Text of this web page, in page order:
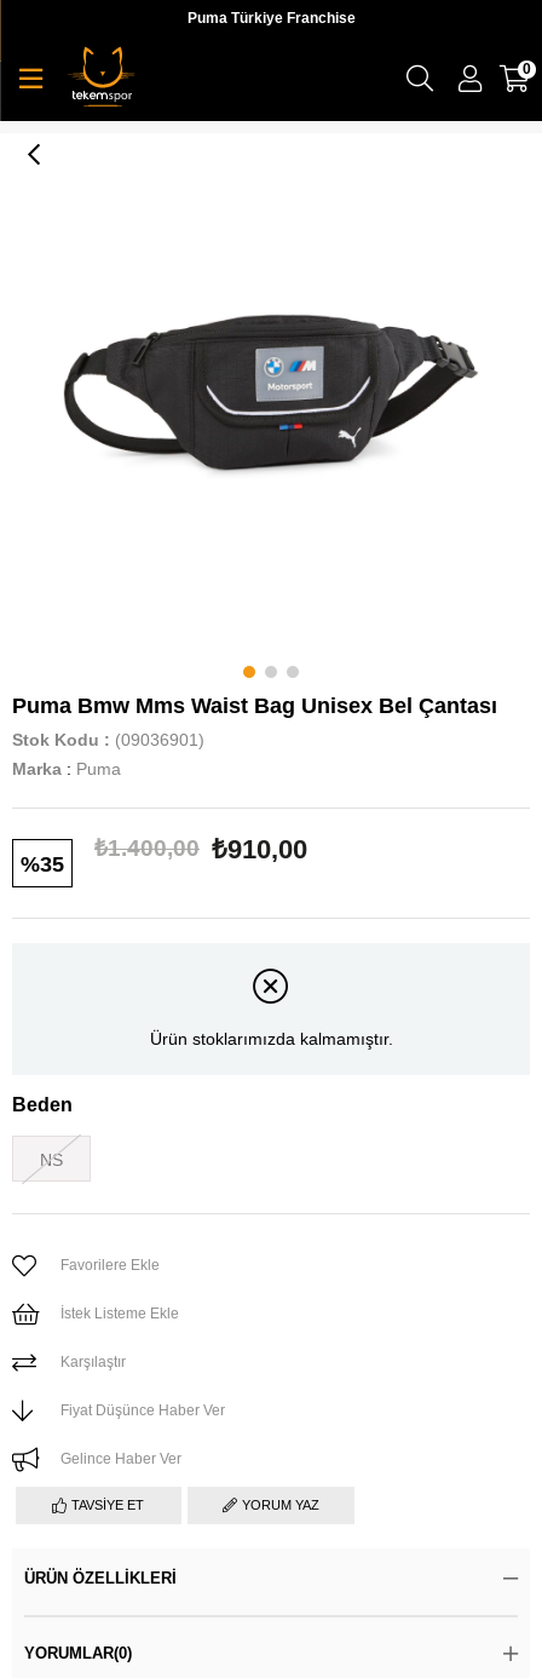
Puma Türkiye Franchise
0
Puma Bmw Mms Waist Bag Unisex Bel Çantası
Stok Kodu
(09036901)
Marka : Puma
35
₺1.400,00 ₺910,00
Ürün stoklarımızda kalmamıştır.
Beden
NS
Favorilere Ekle
İstek Listeme Ekle
Karşılaştır
Fiyat Düşünce Haber Ver
Gelince Haber Ver
TAVSIYE ET YORUM YAZ
ÜRÜN ÖZELLIKLERI
YORUMLAR(0)